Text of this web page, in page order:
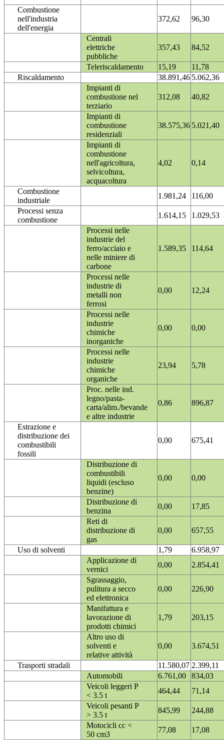
Combustione
nell'industria
dell'energia
372,62 96,30
Centrali
elettriche
pubbliche
357,43 84,52
Teleriscaldamento 15,19
11,78
Riscaldamento
38.891,46 5.062,36
Impianti di
combustione nel
terziario
312,08 40,82
Impianti di
combustione
residenziali
38.575,36 5.021,40
Impianti di
combustione
nell'agricoltura,
selvicoltura,
acquacoltura
4,02 0,14
Combustione
industriale
1.981,24
116,00
Processi senza
combustione
1.614,15
1.029,53
Processi nelle
industrie del
ferro/acciaio e
nelle miniere di
carbone
1.589,35 114,64
Processi nelle
industrie di
metalli non
ferrosi
0,00 12,24
Processi nelle
industrie
chimiche
inorganiche
0,00 0,00
Processi nelle
industrie
chimiche
organiche
23,94 5,78
Proc. nelle ind.
legno/pasta-
carta/alim./bevande
e altre industrie
0,86 896,87
Estrazione e
distribuzione dei
combustibili
fossili
0,00 675,41
Distribuzione di
combustibili
liquidi (escluso
benzine)
0,00 0,00
Distribuzione di
benzina
0,00
17,85
Reti di
distribuzione di
gas
0,00 657,55
Uso di solventi 1,79
6.958,97
Applicazione di
vernici
0,00
2.854,41
Sgrassaggio,
pulitura a secco
ed elettronica
0,00 226,90
Manifattura e
lavorazione di
prodotti chimici
1,79 203,15
Altro uso di
solventi e
relative attività
0,00 3.674,51
Trasporti stradali 11.580,07 2.399,11
Automobili
6.761,00
834,03
Veicoli leggeri P
< 3.5 t
464,44
71,14
Veicoli pesanti P
> 3.5 t
845,99
244,88
Motocicli cc <
50 cm3
77,08
17,08